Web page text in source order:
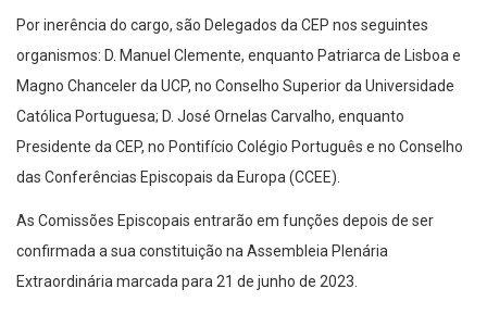
Por inerência do cargo, são Delegados da CEP nos seguintes
organismos: D. Manuel Clemente, enquanto Patriarca de Lisboa e
Magno Chanceler da UCP, no Conselho Superior da Universidade
Católica Portuguesa; D. José Ornelas Carvalho, enquanto
Presidente da CEP, no Pontifício Colégio Português e no Conselho
das Conferências Episcopais da Europa (CCEE).
As Comissões Episcopais entrarão em funções depois de ser
confirmada a sua constituição na Assembleia Plenária
Extraordinária marcada para 21 de junho de 2023.